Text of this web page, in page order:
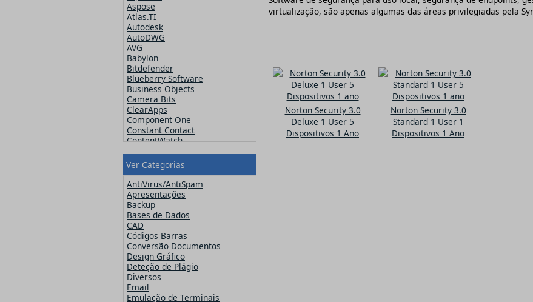
Aspose
Atlas.TI
Autodesk
AutoDWG
AVG
Babylon
Bitdefender
Blueberry Software
Business Objects
Camera Bits
ClearApps
Component One
Constant Contact
ContentWatch
Crucial
CutePDF
CuteSoft
CZ Solution
DameWare
Datawatch
Devart
DevExpress
ElcomSoft
ESET
Exclaimer
Famatech
Faronics
FinalWire
Ver Categorias
AntiVirus/AntiSpam
Apresentações
Backup
Bases de Dados
CAD
Códigos Barras
Conversão Documentos
Design Gráfico
Deteção de Plágio
Diversos
Email
Emulação de Terminais
virtualização, são apenas algumas das áreas privilegiadas pela
Norton Security 3.0
Deluxe 1 User 5
Dispositivos 1 Ano
Norton Security 3.0
Standard 1 User 1
Dispositivos 1 Ano